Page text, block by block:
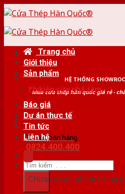
Skip
content
HỆ THỐNG
Mua cửa thép hàn quốc giá rẻ -
Tư vấn bán hàng
0824.400.400
Tìm
kiếm:
Trang chủ
Giới thiệu
Sản phẩm
Phụ kiện cửa nhà tắm
Báo giá
Dự án thực tế
Tin tức
Liên hệ
Chưa có sản phẩm trong